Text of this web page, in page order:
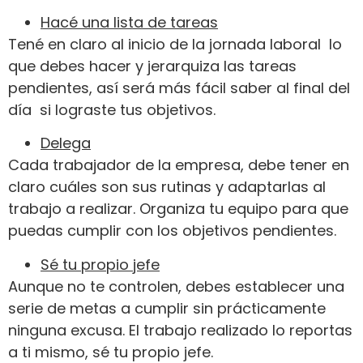
Hacé una lista de tareas
Tené en claro al inicio de la jornada laboral lo
que debes hacer y jerarquiza las tareas
pendientes, así será más fácil saber al final del
día si lograste tus objetivos.
Delega
Cada trabajador de la empresa, debe tener en
claro cuáles son sus rutinas y adaptarlas al
trabajo a realizar. Organiza tu equipo para que
puedas cumplir con los objetivos pendientes.
Sé tu propio jefe
Aunque no te controlen, debes establecer una
serie de metas a cumplir sin prácticamente
ninguna excusa. El trabajo realizado lo reportas
a ti mismo, sé tu propio jefe.